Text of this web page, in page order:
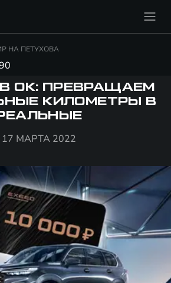
НА ПЕТУХОВА
ОК: ПРЕВРАЩАЕМ
КИЛОМЕТРЫ В
17 МАРТА 2022